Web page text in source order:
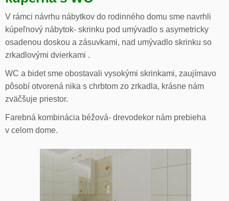
V rámci návrhu nábytkov do rodinného domu sme navrhli
kúpeľnový nábytok- skrinku pod umývadlo s asymetricky
osadenou doskou a zásuvkami, nad umývadlo skrinku so
zrkadlovými dvierkami .
WC a bidet sme obostavali vysokými skrinkami, zaujímavo
pôsobí otvorená nika s chrbtom zo zrkadla, krásne nám
zväčšuje priestor.
Farebná kombinácia béžová- drevodekor nám prebieha
v celom dome.